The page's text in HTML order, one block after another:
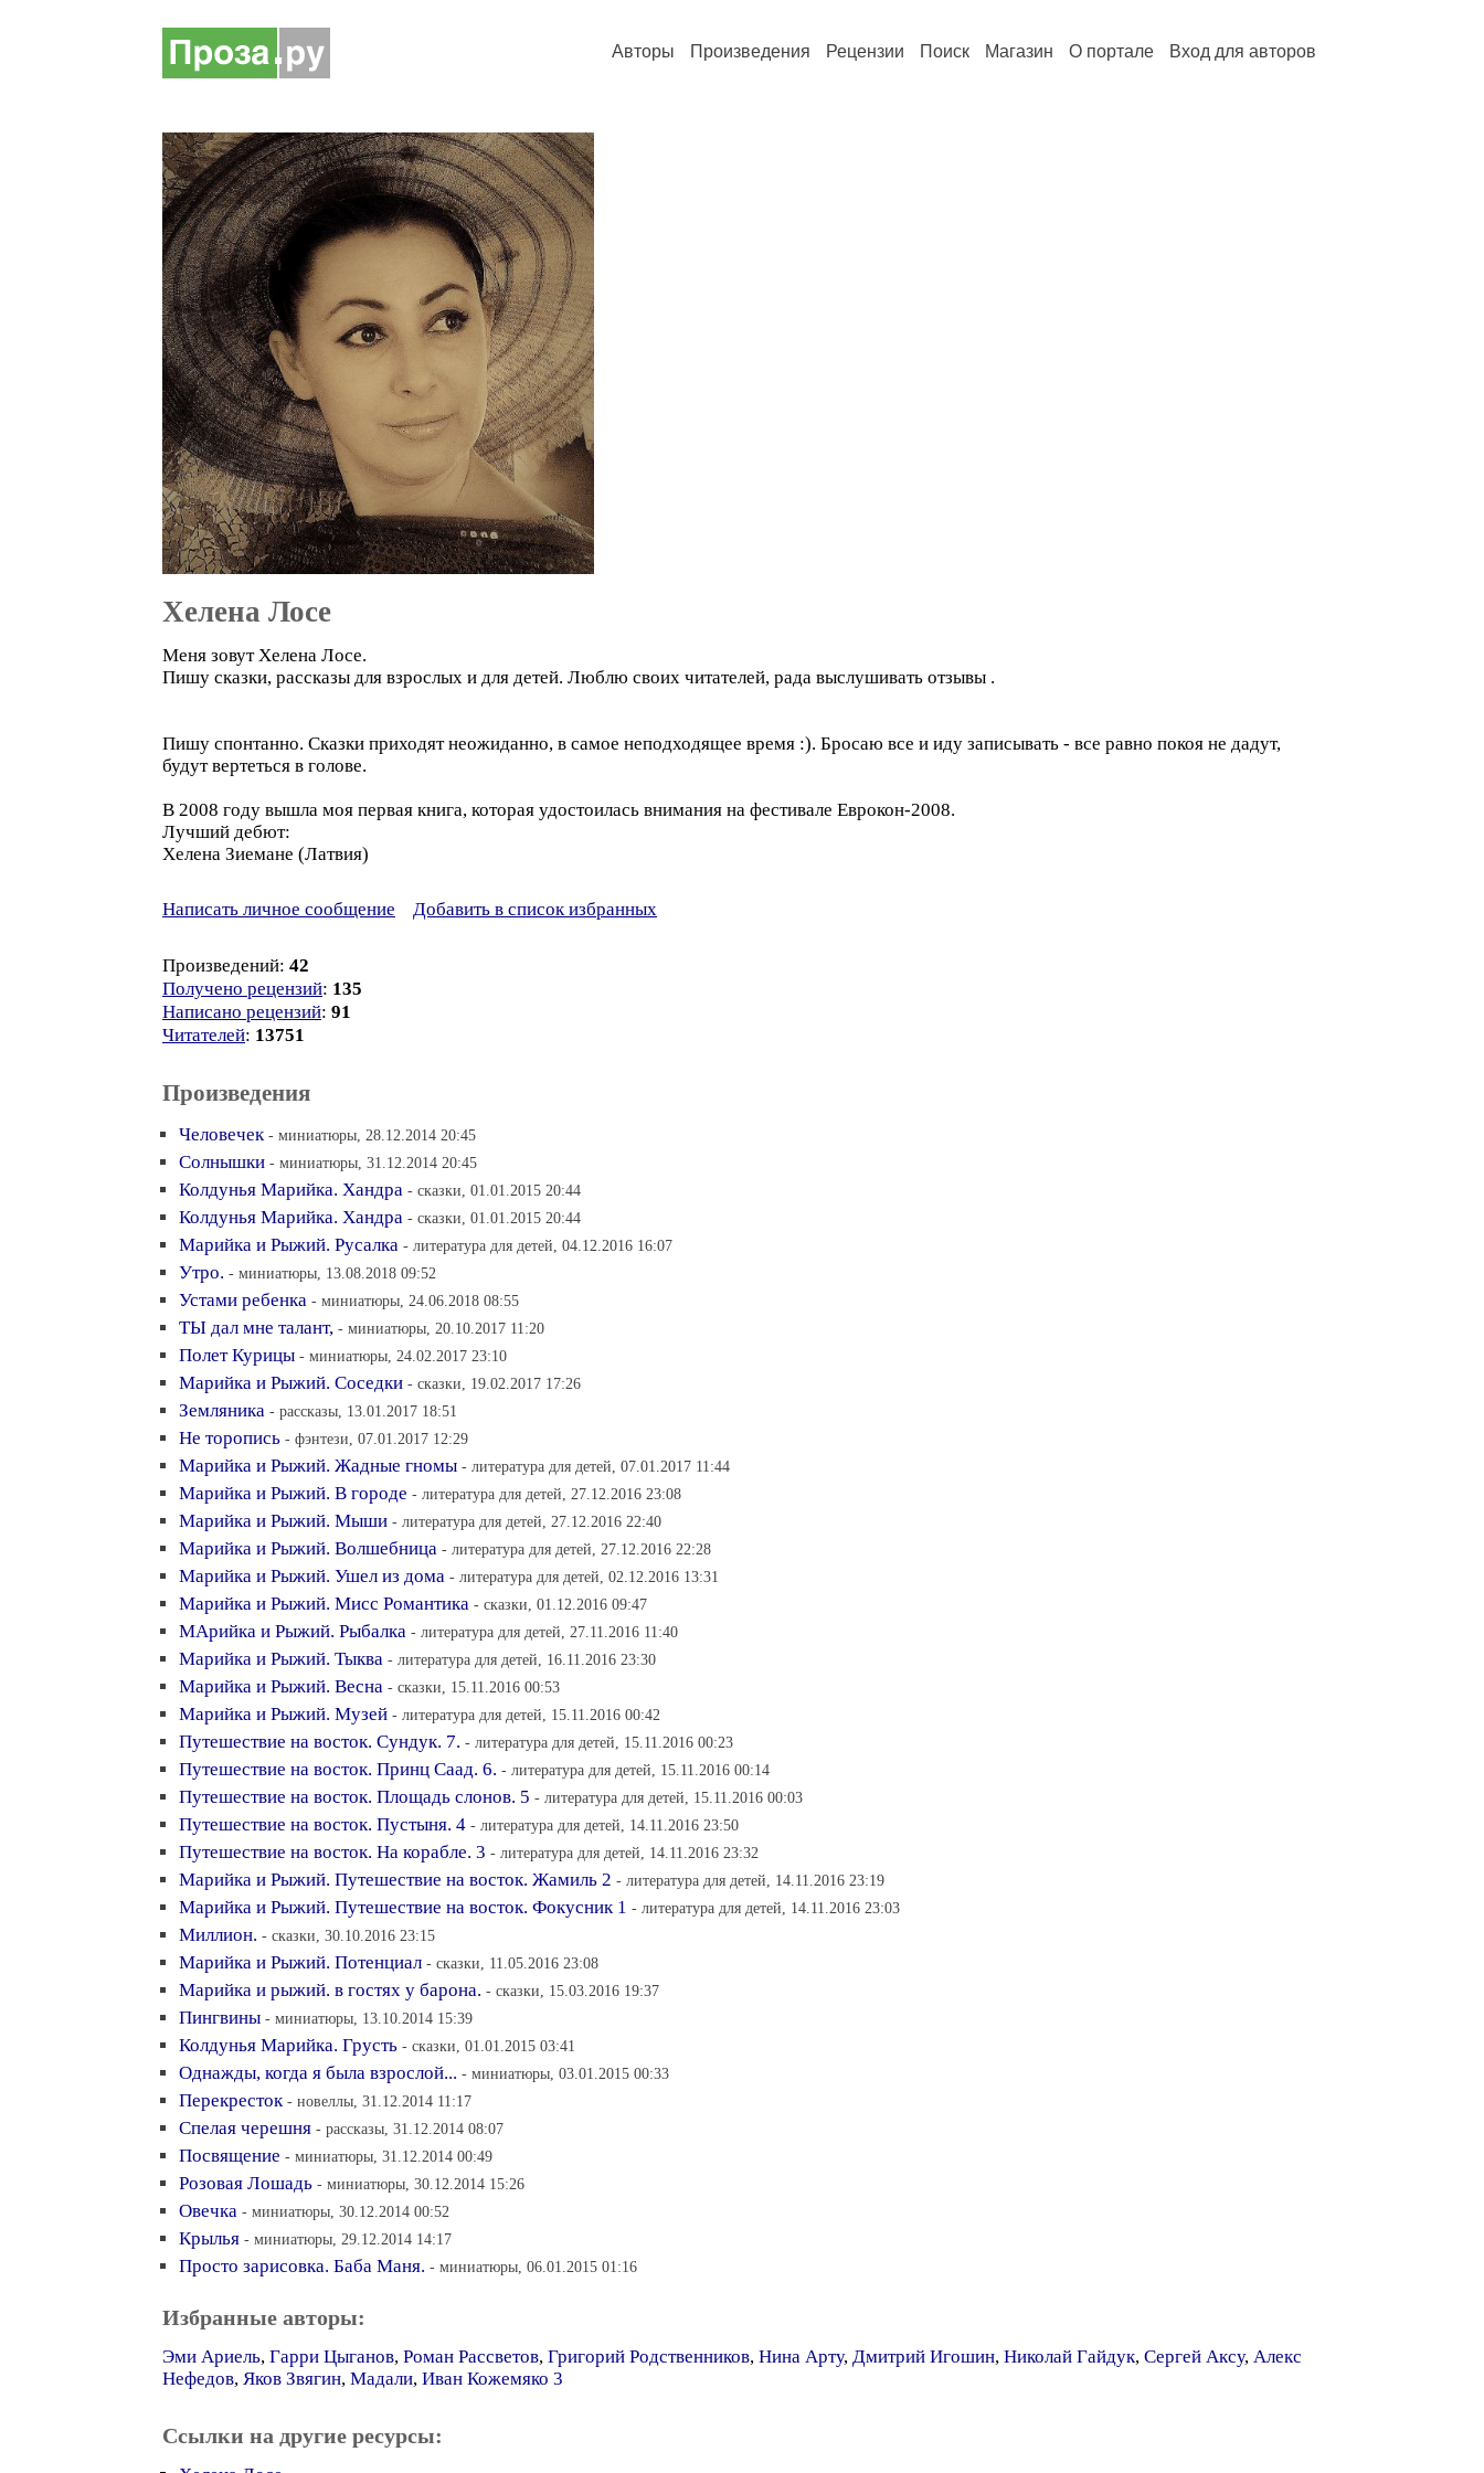
Авторы Произведения Рецензии Поиск Магазин О портале Вход для авторов
Хелена Лосе
Меня зовут Хелена Лосе.
Пишу сказки, рассказы для взрослых и для детей. Люблю своих читателей, рада выслушивать отзывы .
Пишу спонтанно. Сказки приходят неожиданно, в самое неподходящее время :). Бросаю все и иду записывать - все равно покоя не дадут,
будут вертеться в голове.
В 2008 году вышла моя первая книга, которая удостоилась внимания на фестивале Еврокон-2008.
Лучший дебют:
Хелена Зиемане (Латвия)
Написать личное сообщение Добавить в список избранных
Произведений: 42
Получено рецензий: 135
Написано рецензий: 91
Читателей: 13751
Произведения
Человечек - миниатюры, 28.12.2014 20:45
Солнышки - миниатюры, 31.12.2014 20:45
Колдунья Марийка. Хандра - сказки, 01.01.2015 20:44
Колдунья Марийка. Хандра - сказки, 01.01.2015 20:44
Марийка и Рыжий. Русалка - литература для детей, 04.12.2016 16:07
Утро. - миниатюры, 13.08.2018 09:52
Устами ребенка - миниатюры, 24.06.2018 08:55
ТЫ дал мне талант, - миниатюры, 20.10.2017 11:20
Полет Курицы - миниатюры, 24.02.2017 23:10
Марийка и Рыжий. Соседки - сказки, 19.02.2017 17:26
Земляника - рассказы, 13.01.2017 18:51
Не торопись - фэнтези, 07.01.2017 12:29
Марийка и Рыжий. Жадные гномы - литература для детей, 07.01.2017 11:44
Марийка и Рыжий. В городе - литература для детей, 27.12.2016 23:08
Марийка и Рыжий. Мыши - литература для детей, 27.12.2016 22:40
Марийка и Рыжий. Волшебница - литература для детей, 27.12.2016 22:28
Марийка и Рыжий. Ушел из дома - литература для детей, 02.12.2016 13:31
Марийка и Рыжий. Мисс Романтика - сказки, 01.12.2016 09:47
МАрийка и Рыжий. Рыбалка - литература для детей, 27.11.2016 11:40
Марийка и Рыжий. Тыква - литература для детей, 16.11.2016 23:30
Марийка и Рыжий. Весна - сказки, 15.11.2016 00:53
Марийка и Рыжий. Музей - литература для детей, 15.11.2016 00:42
Путешествие на восток. Сундук. 7. - литература для детей, 15.11.2016 00:23
Путешествие на восток. Принц Саад. 6. - литература для детей, 15.11.2016 00:14
Путешествие на восток. Площадь слонов. 5 - литература для детей, 15.11.2016 00:03
Путешествие на восток. Пустыня. 4 - литература для детей, 14.11.2016 23:50
Путешествие на восток. На корабле. 3 - литература для детей, 14.11.2016 23:32
Марийка и Рыжий. Путешествие на восток. Жамиль 2 - литература для детей, 14.11.2016 23:19
Марийка и Рыжий. Путешествие на восток. Фокусник 1 - литература для детей, 14.11.2016 23:03
Миллион. - сказки, 30.10.2016 23:15
Марийка и Рыжий. Потенциал - сказки, 11.05.2016 23:08
Марийка и рыжий. в гостях у барона. - сказки, 15.03.2016 19:37
Пингвины - миниатюры, 13.10.2014 15:39
Колдунья Марийка. Грусть - сказки, 01.01.2015 03:41
Однажды, когда я была взрослой... - миниатюры, 03.01.2015 00:33
Перекресток - новеллы, 31.12.2014 11:17
Спелая черешня - рассказы, 31.12.2014 08:07
Посвящение - миниатюры, 31.12.2014 00:49
Розовая Лошадь - миниатюры, 30.12.2014 15:26
Овечка - миниатюры, 30.12.2014 00:52
Крылья - миниатюры, 29.12.2014 14:17
Просто зарисовка. Баба Маня. - миниатюры, 06.01.2015 01:16
Избранные авторы:
Эми Ариель, Гарри Цыганов, Роман Рассветов, Григорий Родственников, Нина Арту, Дмитрий Игошин, Николай Гайдук, Сергей Аксу, Алекс
Нефедов, Яков Звягин, Мадали, Иван Кожемяко 3
Ссылки на другие ресурсы: